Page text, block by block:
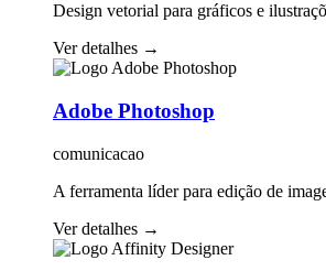
Design vetorial para gráficos e
Ver detalhes →
Adobe Photoshop
comunicacao
A ferramenta líder para edição de
Ver detalhes →